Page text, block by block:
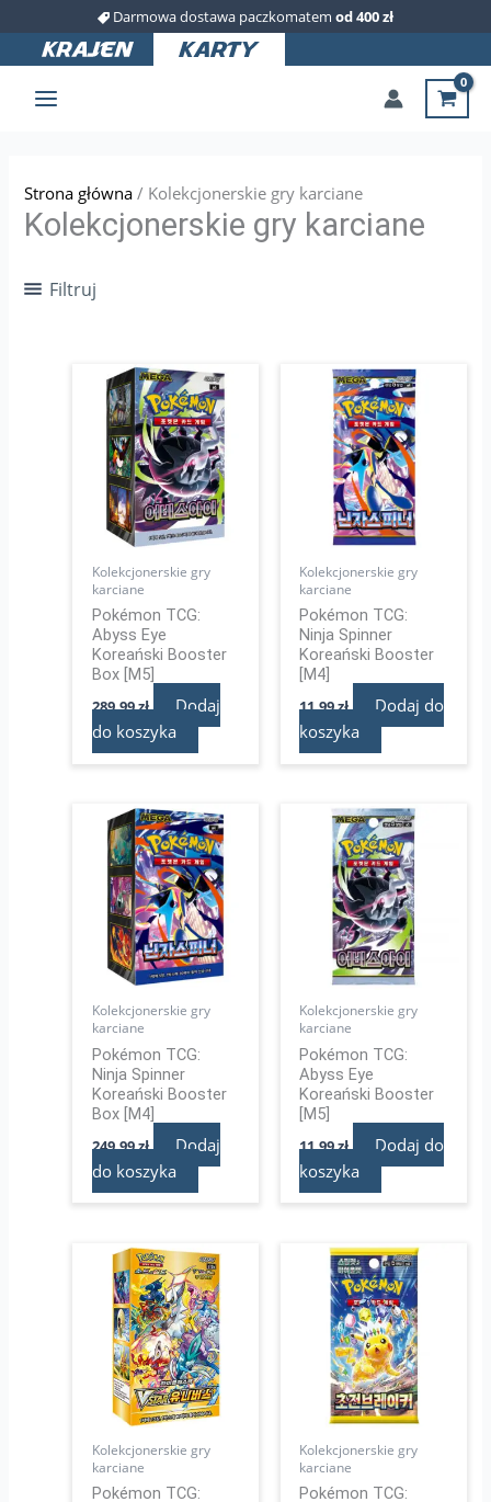
do
treści
Darmowa dostawa paczkomatem od 400 zł
Strona główna / Kolekcjonerskie gry karciane
Kolekcjonerskie gry karciane
Filtruj
Kolekcjonerskie gry
karciane
Pokémon TCG:
Abyss Eye
Koreański Booster
Box [M5]
289,99zł
Dodaj
do koszyka
Kolekcjonerskie gry
karciane
Pokémon TCG:
Ninja Spinner
Koreański Booster
[M4]
11,99zł
Dodaj do
koszyka
Kolekcjonerskie gry
karciane
Pokémon TCG:
Ninja Spinner
Koreański Booster
Box [M4]
249,99zł
Dodaj
do koszyka
Kolekcjonerskie gry
karciane
Pokémon TCG:
Abyss Eye
Koreański Booster
[M5]
11,99zł
Dodaj do
koszyka
Kolekcjonerskie gry
karciane
Pokémon TCG:
Kolekcjonerskie gry
karciane
Pokémon TCG: